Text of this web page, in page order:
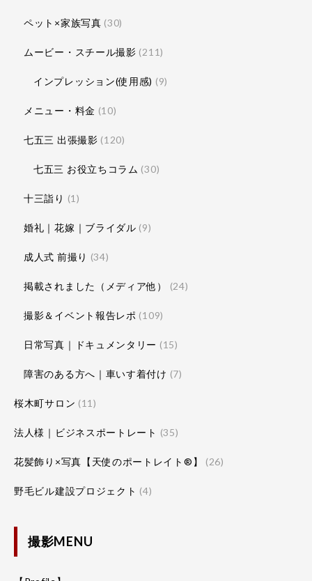
ペット×家族写真 (30)
ムービー・スチール撮影 (211)
インプレッション(使用感) (9)
メニュー・料金 (10)
七五三 出張撮影 (120)
七五三 お役立ちコラム (30)
十三詣り (1)
婚礼｜花嫁｜ブライダル (9)
成人式 前撮り (34)
掲載されました（メディア他） (24)
撮影＆イベント報告レポ (109)
日常写真｜ドキュメンタリー (15)
障害のある方へ｜車いす着付け (7)
桜木町サロン (11)
法人様｜ビジネスポートレート (35)
花髪飾り×写真【天使のポートレイト®】 (26)
野毛ビル建設プロジェクト (4)
撮影MENU